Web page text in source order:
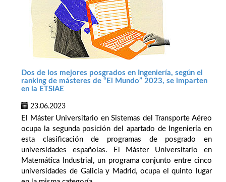
Dos de los mejores posgrados en Ingeniería, según el
ranking de másteres de “El Mundo” 2023, se imparten
en la ETSIAE
23.06.2023
El Máster Universitario en Sistemas del Transporte Aéreo
ocupa la segunda posición del apartado de Ingeniería en
esta clasificación de programas de posgrado en
universidades españolas. El Máster Universitario en
Matemática Industrial, un programa conjunto entre cinco
universidades de Galicia y Madrid, ocupa el quinto lugar